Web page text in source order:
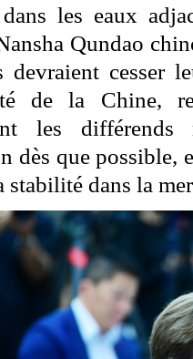
les eaux
Qundao
devraient cesser
de la Chine,
les
dès que possible,
stabilité dans la